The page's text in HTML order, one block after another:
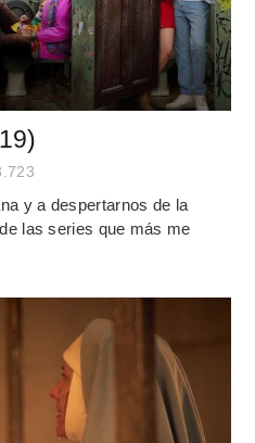
y a despertarnos de la
las series que más me